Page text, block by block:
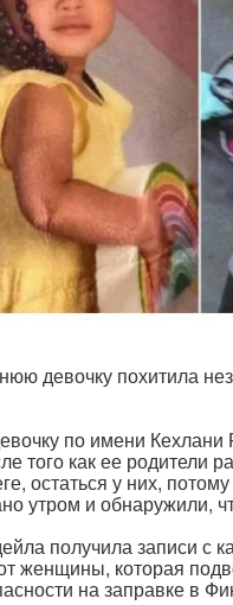
девочку похитила
по имени
того как ее родители
остаться у них,
утром и обнаружили,
получила записи с
женщины, которая
на заправке в